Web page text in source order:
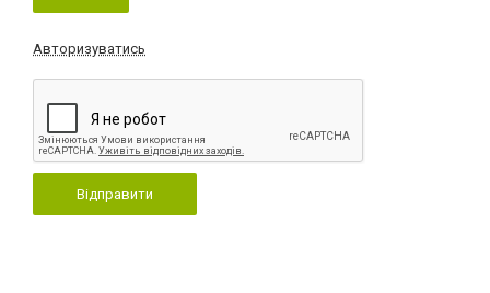
Авторизуватись
Відправити